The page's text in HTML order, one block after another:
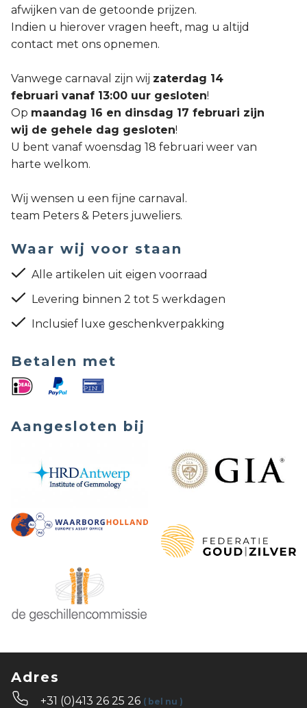
afwijken van de getoonde prijzen.
Indien u hierover vragen heeft, mag u altijd
contact met ons opnemen.
Vanwege carnaval zijn wij zaterdag 14
februari vanaf 13:00 uur gesloten!
Op maandag 16 en dinsdag 17 februari zijn
wij de gehele dag gesloten!
U bent vanaf woensdag 18 februari weer van
harte welkom.
Wij wensen u een fijne carnaval.
team Peters & Peters juweliers.
Waar wij voor staan
Alle artikelen uit eigen voorraad
Levering binnen 2 tot 5 werkdagen
Inclusief luxe geschenkverpakking
Betalen met
Aangesloten bij
Adres
+31 (0)413 26 25 26 ( bel nu )